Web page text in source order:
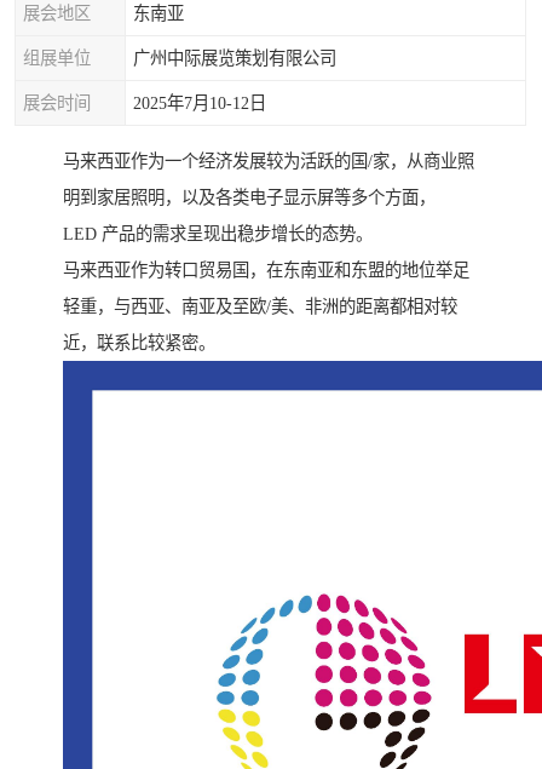
展会地区 东南亚
组展单位 广州中际展览策划有限公司
展会时间 2025年7月10-12日
马来西亚作为一个经济发展较为活跃的国/家，从商业照
明到家居照明，以及各类电子显示屏等多个方面，
LED 产品的需求呈现出稳步增长的态势。
马来西亚作为转口贸易国，在东南亚和东盟的地位举足
轻重，与西亚、南亚及至欧/美、非洲的距离都相对较
近，联系比较紧密。